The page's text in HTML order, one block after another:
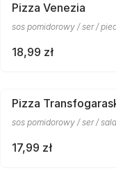
Pizza Venezia
sos pomidorowy / ser /
18,99 zł
Pizza
sos pomidorowy / ser /
17,99 zł